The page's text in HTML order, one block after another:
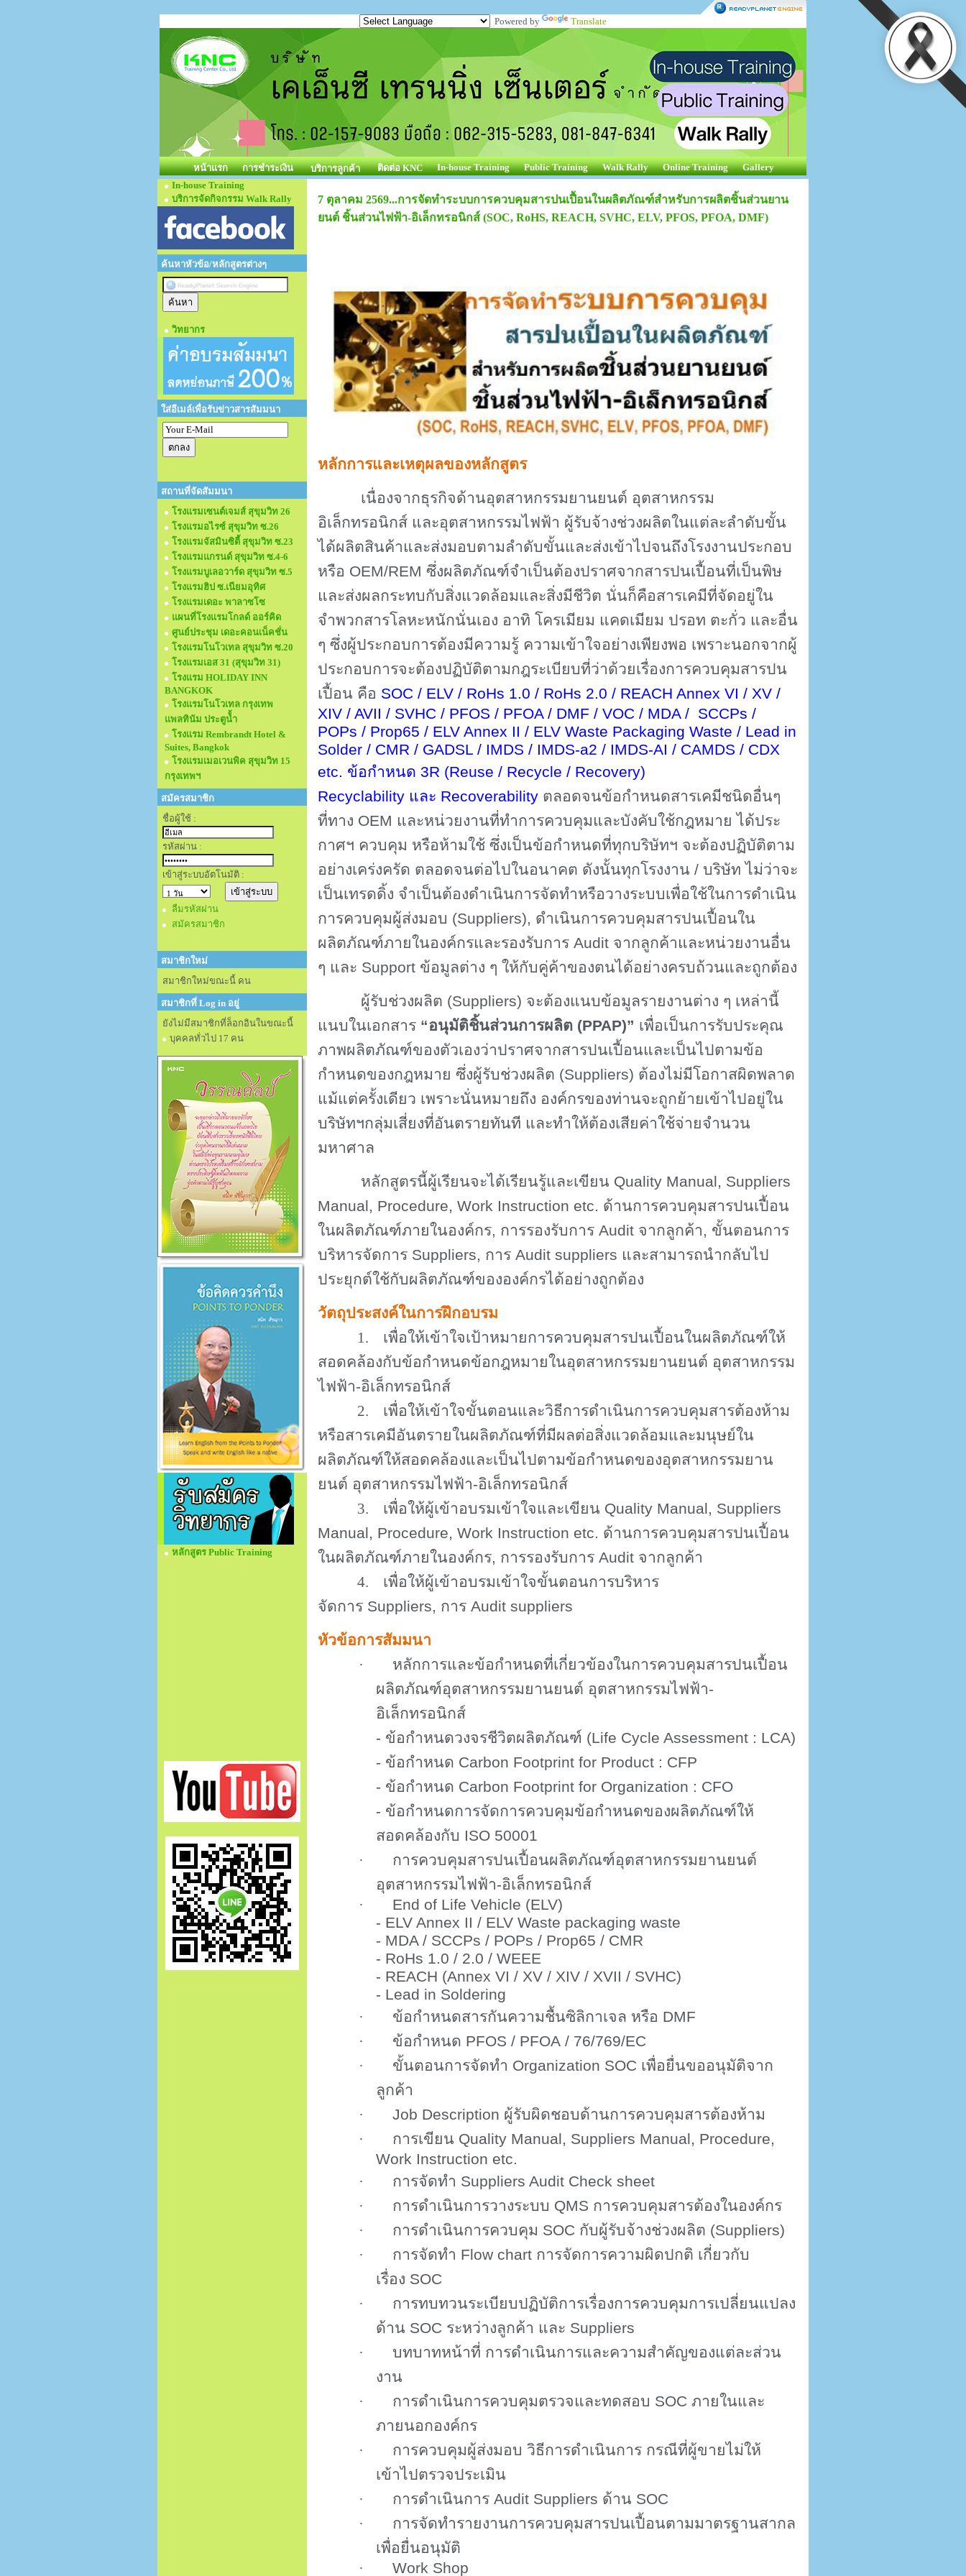
Powered by Translate
หน้าแรก การชำระเงิน บริการลูกค้า ติดต่อ KNC In-house Training Public Training Walk Rally Online Training
Gallery
In-house Training
บริการจัดกิจกรรม Walk Rally
ค้นหาหัวข้อ/หลักสูตรต่างๆ
วิทยากร
ใส่อีเมล์เพื่อรับข่าวสารสัมมนา
สถานที่จัดสัมมนา
โรงแรมเซนต์เจมส์ สุขุมวิท 26
โรงแรมอไรซ์ สุขุมวิท ซ.26
โรงแรมจัสมินซิตี้ สุขุมวิท ซ.23
โรงแรมแกรนด์ สุขุมวิท ซ.4-6
โรงแรมบูเลอวาร์ด สุขุมวิท ซ.5
โรงแรมฮิป ซ.เนียมอุทิศ
โรงแรมเดอะ พาลาซโซ
แผนที่โรงแรมโกลด์ ออร์คิด
ศูนย์ประชุม เดอะคอนเน็คชั่น
โรงแรมโนโวเทล สุขุมวิท ซ.20
โรงแรมเอส 31 (สุขุมวิท 31)
โรงแรม HOLIDAY INN
BANGKOK
โรงแรมโนโวเทล กรุงเทพ
แพลทินัม ประตูนั้ำ
โรงแรม Rembrandt Hotel &
Suites, Bangkok
โรงแรมเมอเวนพิค สุขุมวิท 15
กรุงเทพฯ
สมัครสมาชิก
ชื่อผู้ใช้ :
รหัสผ่าน :
เข้าสู่ระบบอัตโนมัติ :
ลืมรหัสผ่าน
สมัครสมาชิก
สมาชิกใหม่
สมาชิกใหม่ขณะนี้ คน
สมาชิกที่ Log in อยู่
ยังไม่มีสมาชิกที่ล็อกอินในขณะนี้
บุคคลทั่วไป 17 คน
หลักสูตร Public Training
7 ตุลาคม 2569...การจัดทำระบบการควบคุมสารปนเปื้อนในผลิตภัณฑ์สำหรับการผลิตชิ้นส่วนยาน
ยนต์ ชิ้นส่วนไฟฟ้า-อิเล็กทรอนิกส์ (SOC, RoHS, REACH, SVHC, ELV, PFOS, PFOA, DMF)
หลักการและเหตุผลของหลักสูตร
เนื่องจากธุรกิจด้านอุตสาหกรรมยานยนต์ อุตสาหกรรม
อิเล็กทรอนิกส์ และอุตสาหกรรมไฟฟ้า ผู้รับจ้างช่วงผลิตในแต่ละลำดับขั้น
ได้ผลิตสินค้าและส่งมอบตามลำดับขั้นและส่งเข้าไปจนถึงโรงงานประกอบ
หรือ OEM/REM ซึ่งผลิตภัณฑ์จำเป็นต้องปราศจากสารปนเปื้อนที่เป็นพิษ
และส่งผลกระทบกับสิ่งแวดล้อมและสิ่งมีชีวิต นั่นก็คือสารเคมีที่จัดอยู่ใน
จำพวกสารโลหะหนักนั่นเอง อาทิ โครเมียม แคดเมียม ปรอท ตะกั่ว และอื่น
ๆ ซึ่งผู้ประกอบการต้องมีความรู้ ความเข้าใจอย่างเพียงพอ เพราะนอกจากผู้
ประกอบการจะต้องปฏิบัติตามกฎระเบียบที่ว่าด้วยเรื่องการควบคุมสารปน
เปื้อน คือ SOC / ELV / RoHs 1.0 / RoHs 2.0 / REACH Annex VI / XV /
XIV / AVII / SVHC / PFOS / PFOA / DMF / VOC / MDA / SCCPs /
POPs / Prop65 / ELV Annex II / ELV Waste Packaging Waste / Lead in
Solder / CMR / GADSL / IMDS / IMDS-a2 / IMDS-AI / CAMDS / CDX
etc. ข้อกำหนด 3R (Reuse / Recycle / Recovery)
Recyclability และ Recoverability ตลอดจนข้อกำหนดสารเคมีชนิดอื่นๆ
ที่ทาง OEM และหน่วยงานที่ทำการควบคุมและบังคับใช้กฎหมาย ได้ประ
กาศฯ ควบคุม หรือห้ามใช้ ซึ่งเป็นข้อกำหนดที่ทุกบริษัทฯ จะต้องปฏิบัติตาม
อย่างเคร่งครัด ตลอดจนต่อไปในอนาคต ดังนั้นทุกโรงงาน / บริษัท ไม่ว่าจะ
เป็นเทรดดิ้ง จำเป็นต้องดำเนินการจัดทำหรือวางระบบเพื่อใช้ในการดำเนิน
การควบคุมผู้ส่งมอบ (Suppliers), ดำเนินการควบคุมสารปนเปื้อนใน
ผลิตภัณฑ์ภายในองค์กรและรองรับการ Audit จากลูกค้าและหน่วยงานอื่น
ๆ และ Support ข้อมูลต่าง ๆ ให้กับคู่ค้าของตนได้อย่างครบถ้วนและถูกต้อง
ผู้รับช่วงผลิต (Suppliers) จะต้องแนบข้อมูลรายงานต่าง ๆ เหล่านี้
แนบในเอกสาร “อนุมัติชิ้นส่วนการผลิต (PPAP)” เพื่อเป็นการรับประคุณ
ภาพผลิตภัณฑ์ของตัวเองว่าปราศจากสารปนเปื้อนและเป็นไปตามข้อ
กำหนดของกฎหมาย ซึ่งผู้รับช่วงผลิต (Suppliers) ต้องไม่มีโอกาสผิดพลาด
แม้แต่ครั้งเดียว เพราะนั่นหมายถึง องค์กรของท่านจะถูกย้ายเข้าไปอยู่ใน
บริษัทฯกลุ่มเสี่ยงที่อันตรายทันที และทำให้ต้องเสียค่าใช้จ่ายจำนวน
มหาศาล
หลักสูตรนี้ผู้เรียนจะได้เรียนรู้และเขียน Quality Manual, Suppliers
Manual, Procedure, Work Instruction etc. ด้านการควบคุมสารปนเปื้อน
ในผลิตภัณฑ์ภายในองค์กร, การรองรับการ Audit จากลูกค้า, ขั้นตอนการ
บริหารจัดการ Suppliers, การ Audit suppliers และสามารถนำกลับไป
ประยุกต์ใช้กับผลิตภัณฑ์ขององค์กรได้อย่างถูกต้อง
วัตถุประสงค์ในการฝึกอบรม
1.
เพื่อให้เข้าใจเป้าหมายการควบคุมสารปนเปื้อนในผลิตภัณฑ์ให้
สอดคล้องกับข้อกำหนดข้อกฎหมายในอุตสาหกรรมยานยนต์ อุตสาหกรรม
ไฟฟ้า-อิเล็กทรอนิกส์
2.
เพื่อให้เข้าใจขั้นตอนและวิธีการดำเนินการควบคุมสารต้องห้าม
หรือสารเคมีอันตรายในผลิตภัณฑ์ที่มีผลต่อสิ่งแวดล้อมและมนุษย์ใน
ผลิตภัณฑ์ให้สอดคล้องและเป็นไปตามข้อกำหนดของอุตสาหกรรมยาน
ยนต์ อุตสาหกรรมไฟฟ้า-อิเล็กทรอนิกส์
3.
เพื่อให้ผู้เข้าอบรมเข้าใจและเขียน Quality Manual, Suppliers
Manual, Procedure, Work Instruction etc. ด้านการควบคุมสารปนเปื้อน
ในผลิตภัณฑ์ภายในองค์กร, การรองรับการ Audit จากลูกค้า
4.
เพื่อให้ผู้เข้าอบรมเข้าใจขั้นตอนการบริหาร
จัดการ Suppliers, การ Audit suppliers
หัวข้อการสัมมนา
·
หลักการและข้อกำหนดที่เกี่ยวข้องในการควบคุมสารปนเปื้อน
ผลิตภัณฑ์อุตสาหกรรมยานยนต์ อุตสาหกรรมไฟฟ้า-
อิเล็กทรอนิกส์
- ข้อกำหนดวงจรชีวิตผลิตภัณฑ์ (Life Cycle Assessment : LCA)
- ข้อกำหนด Carbon Footprint for Product : CFP
- ข้อกำหนด Carbon Footprint for Organization : CFO
- ข้อกำหนดการจัดการควบคุมข้อกำหนดของผลิตภัณฑ์ให้
สอดคล้องกับ ISO 50001
·
การควบคุมสารปนเปื้อนผลิตภัณฑ์อุตสาหกรรมยานยนต์
อุตสาหกรรมไฟฟ้า-อิเล็กทรอนิกส์
·
End of Life Vehicle (ELV)
- ELV Annex II / ELV Waste packaging waste
- MDA / SCCPs / POPs / Prop65 / CMR
- RoHs 1.0 / 2.0 / WEEE
- REACH (Annex VI / XV / XIV / XVII / SVHC)
- Lead in Soldering
·
ข้อกำหนดสารกันความชื้นซิลิกาเจล หรือ DMF
·
ข้อกำหนด PFOS / PFOA / 76/769/EC
·
ขั้นตอนการจัดทำ Organization SOC เพื่อยื่นขออนุมัติจาก
ลูกค้า
·
Job Description ผู้รับผิดชอบด้านการควบคุมสารต้องห้าม
·
การเขียน Quality Manual, Suppliers Manual, Procedure,
Work Instruction etc.
·
การจัดทำ Suppliers Audit Check sheet
·
การดำเนินการวางระบบ QMS การควบคุมสารต้องในองค์กร
·
การดำเนินการควบคุม SOC กับผู้รับจ้างช่วงผลิต (Suppliers)
·
การจัดทำ Flow chart การจัดการความผิดปกติ เกี่ยวกับ
เรื่อง SOC
·
การทบทวนระเบียบปฏิบัติการเรื่องการควบคุมการเปลี่ยนแปลง
ด้าน SOC ระหว่างลูกค้า และ Suppliers
·
บทบาทหน้าที่ การดำเนินการและความสำคัญของแต่ละส่วน
งาน
·
การดำเนินการควบคุมตรวจและทดสอบ SOC ภายในและ
ภายนอกองค์กร
·
การควบคุมผู้ส่งมอบ วิธีการดำเนินการ กรณีที่ผู้ขายไม่ให้
เข้าไปตรวจประเมิน
·
การดำเนินการ Audit Suppliers ด้าน SOC
·
การจัดทำรายงานการควบคุมสารปนเปื้อนตามมาตรฐานสากล
เพื่อยื่นอนุมัติ
·
Work Shop